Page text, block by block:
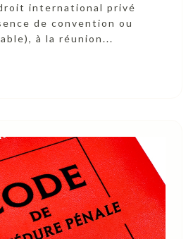
international privé
de convention ou
à la réunion...